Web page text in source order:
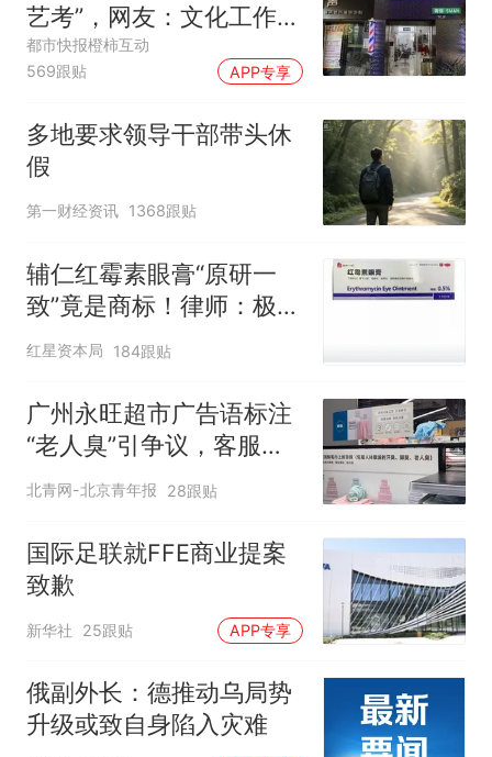
艺考”，网友：文化工作者
一定要有文化，这句话的
含金量还在持续上升
都市快报橙柿互动
569跟贴
APP专享
多地要求领导干部带头休
假
第一财经资讯 1368跟贴
辅仁红霉素眼膏“原研一
致”竟是商标！律师：极易
误导消费者，不妥
红星资本局 184跟贴
广州永旺超市广告语标注
“老人臭”引争议，客服回
应
北青网-北京青年报 28跟贴
国际足联就FFE商业提案
致歉
新华社 25跟贴 APP专享
俄副外长：德推动乌局势
升级或致自身陷入灾难